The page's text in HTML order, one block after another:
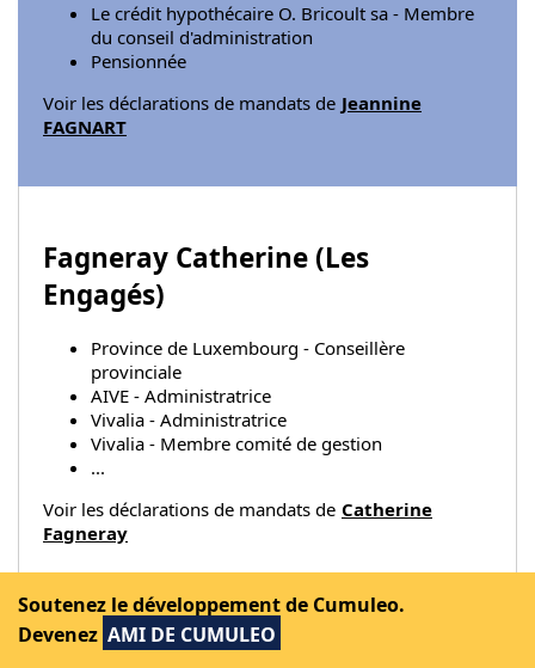
Le crédit hypothécaire O. Bricoult sa - Membre
du conseil d'administration
Pensionnée
Voir les déclarations de mandats de Jeannine
FAGNART
Fagneray Catherine (Les
Engagés)
Province de Luxembourg - Conseillère
provinciale
AIVE - Administratrice
Vivalia - Administratrice
Vivalia - Membre comité de gestion
...
Voir les déclarations de mandats de Catherine
Fagneray
Soutenez le développement de Cumuleo.
Devenez AMI DE CUMULEO